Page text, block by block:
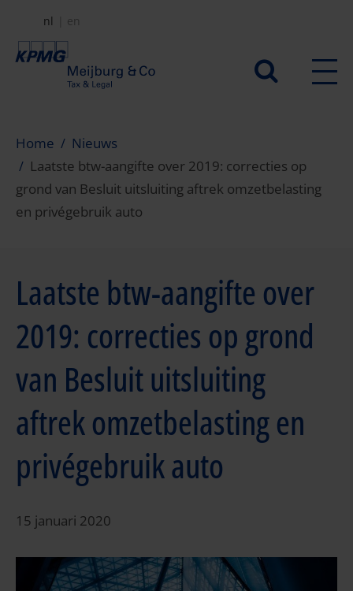
naar
Secundair
nl en
Home
Nieuws
Laatste btw-aangifte over 2019: correcties op
grond van Besluit uitsluiting aftrek omzetbelasting
en privégebruik auto
Laatste btw-aangifte over
2019: correcties op grond
van Besluit uitsluiting
aftrek omzetbelasting en
privégebruik auto
15 januari 2020